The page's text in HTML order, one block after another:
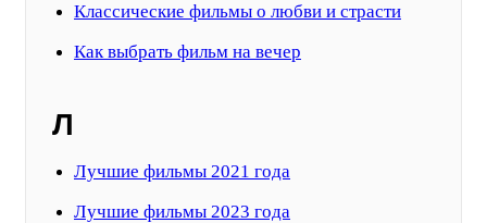
Классические фильмы о любви и страсти
Как выбрать фильм на вечер
Л
Лучшие фильмы 2021 года
Лучшие фильмы 2023 года